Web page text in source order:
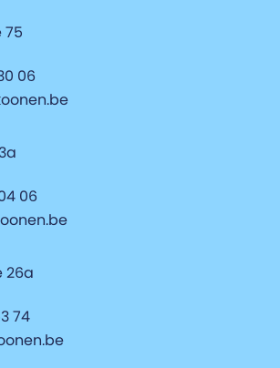
75
06
06
26a
74